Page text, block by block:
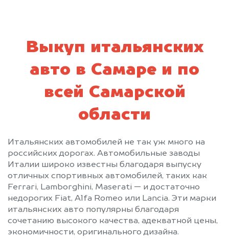
Выкуп итальянских
авто в Самаре и по
всей Самарской
области
Итальянских автомобилей не так уж много на
российских дорогах. Автомобильные заводы
Италии широко известны благодаря выпуску
отличных спортивных автомобилей, таких как
Ferrari, Lamborghini, Maserati — и достаточно
недорогих Fiat, Alfa Romeo или Lancia. Эти марки
итальянских авто популярны благодаря
сочетанию высокого качества, адекватной цены,
экономичности, оригинального дизайна.